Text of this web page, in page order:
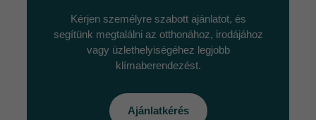
Kérjen személyre szabott ajánlatot, és
segítünk megtalálni az otthonához, irodájához
vagy üzlethelyiségéhez legjobb
klímaberendezést.
Ajánlatkérés